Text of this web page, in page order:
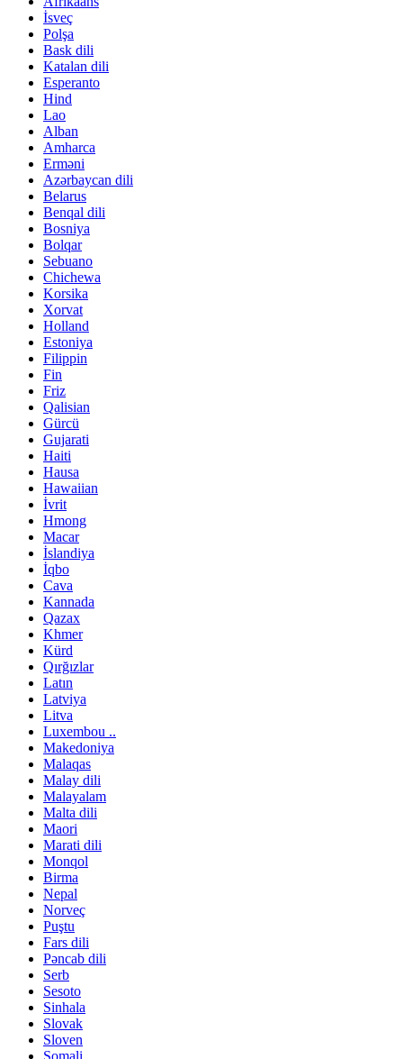
İsveç
Polşa
Bask dili
Katalan dili
Esperanto
Hind
Lao
Alban
Amharca
Erməni
Azərbaycan dili
Belarus
Benqal dili
Bosniya
Bolqar
Sebuano
Chichewa
Korsika
Xorvat
Holland
Estoniya
Filippin
Fin
Friz
Qalisian
Gürcü
Gujarati
Haiti
Hausa
Hawaiian
İvrit
Hmong
Macar
İslandiya
İqbo
Cava
Kannada
Qazax
Khmer
Kürd
Qırğızlar
Latın
Latviya
Litva
Luxembou ..
Makedoniya
Malaqas
Malay dili
Malayalam
Malta dili
Maori
Marati dili
Monqol
Birma
Nepal
Norveç
Puştu
Fars dili
Pəncab dili
Serb
Sesoto
Sinhala
Slovak
Sloven